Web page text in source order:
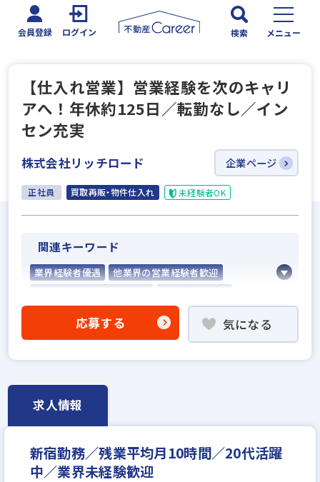
会員登録 ログイン 検索 メニュー
【仕入れ営業】営業経験を次のキャリ
アへ！年休約125日／転勤なし／イン
セン充実
株式会社リッチロード 企業ページ
正社員 買取再販・物件仕入れ 未経験者OK
関連キーワード
業界経験者優遇
他業界の営業経験者歓迎
固定給25万円以上
学歴不問
宅建取引士歓迎
自動車免許未取得でもOK
年間休日120日以上
月給30万円
応募する 気になる
求人情報
新宿勤務／残業平均月10時間／20代活躍
中／業界未経験歓迎